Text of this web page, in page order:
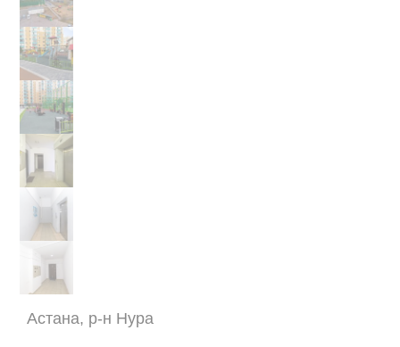
Астана, р-н Нура